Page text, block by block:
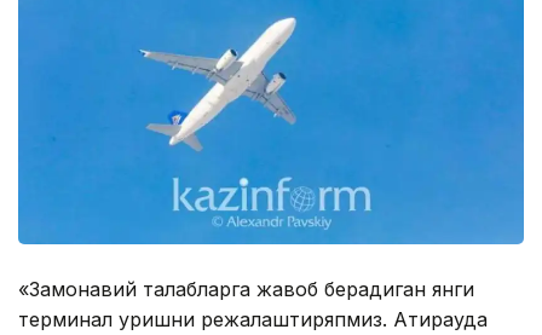
«Замонавий талабларга жавоб берадиган янги
терминал қуришни режалаштиряпмиз. Атирауда